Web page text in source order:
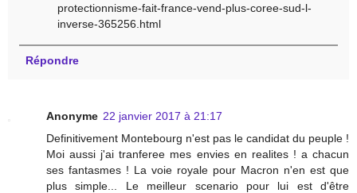
protectionnisme-fait-france-vend-plus-coree-sud-l-
inverse-365256.html
Répondre
Anonyme 22 janvier 2017 à 21:17
Definitivement Montebourg n'est pas le candidat du peuple !
Moi aussi j'ai tranferee mes envies en realites ! a chacun
ses fantasmes ! La voie royale pour Macron n'en est que
plus simple... Le meilleur scenario pour lui est d'être